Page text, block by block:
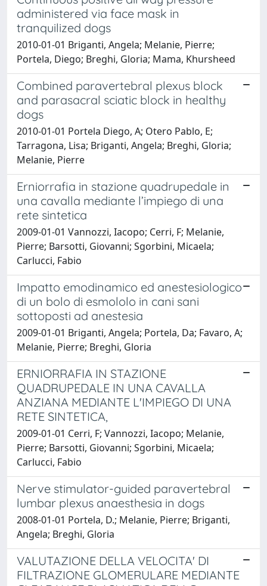
administered via face mask in
tranquilized dogs
2010-01-01 Briganti, Angela; Melanie, Pierre;
Portela, Diego; Breghi, Gloria; Mama, Khursheed
Combined paravertebral plexus block
and parasacral sciatic block in healthy
dogs
2010-01-01 Portela Diego, A; Otero Pablo, E;
Tarragona, Lisa; Briganti, Angela; Breghi, Gloria;
Melanie, Pierre
Erniorrafia in stazione quadrupedale in
una cavalla mediante l’impiego di una
rete sintetica
2009-01-01 Vannozzi, Iacopo; Cerri, F; Melanie,
Pierre; Barsotti, Giovanni; Sgorbini, Micaela;
Carlucci, Fabio
Impatto emodinamico ed anestesiologico
di un bolo di esmololo in cani sani
sottoposti ad anestesia
2009-01-01 Briganti, Angela; Portela, Da; Favaro, A;
Melanie, Pierre; Breghi, Gloria
ERNIORRAFIA IN STAZIONE
QUADRUPEDALE IN UNA CAVALLA
ANZIANA MEDIANTE L'IMPIEGO DI UNA
RETE SINTETICA,
2009-01-01 Cerri, F; Vannozzi, Iacopo; Melanie,
Pierre; Barsotti, Giovanni; Sgorbini, Micaela;
Carlucci, Fabio
Nerve stimulator-guided paravertebral
lumbar plexus anaesthesia in dogs
2008-01-01 Portela, D.; Melanie, Pierre; Briganti,
Angela; Breghi, Gloria
VALUTAZIONE DELLA VELOCITA' DI
FILTRAZIONE GLOMERULARE MEDIANTE